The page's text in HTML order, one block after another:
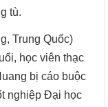
tù.
Trung Quốc)
học viên thạc
bị cáo buộc
nghiệp Đại học